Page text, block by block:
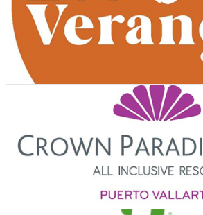
Actividades y tours
Ver Cupones